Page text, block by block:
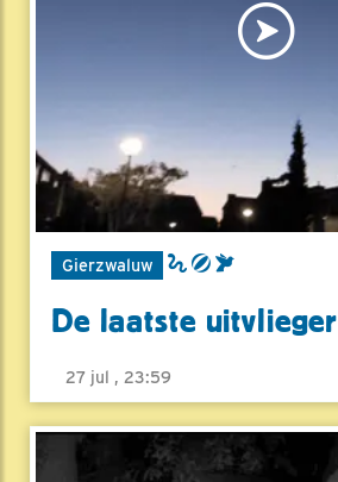
Gierzwaluw
De laatste uitvlieger
27 jul , 23:59